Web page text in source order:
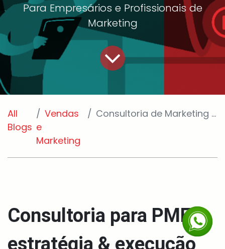
Para Empresários e Profissionais de
Marketing
All
Blogs
Vendas
e
Marketing
Consultoria de Marketing para PMEs | ThinkOpen Solutions
Consultoria para PMEs:
estratégia & execução